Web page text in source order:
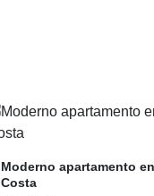
Moderno apartamento
Costa